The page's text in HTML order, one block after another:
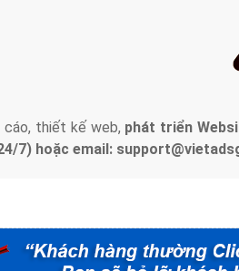
cáo, thiết kế web, phát triển
7) hoặc email: